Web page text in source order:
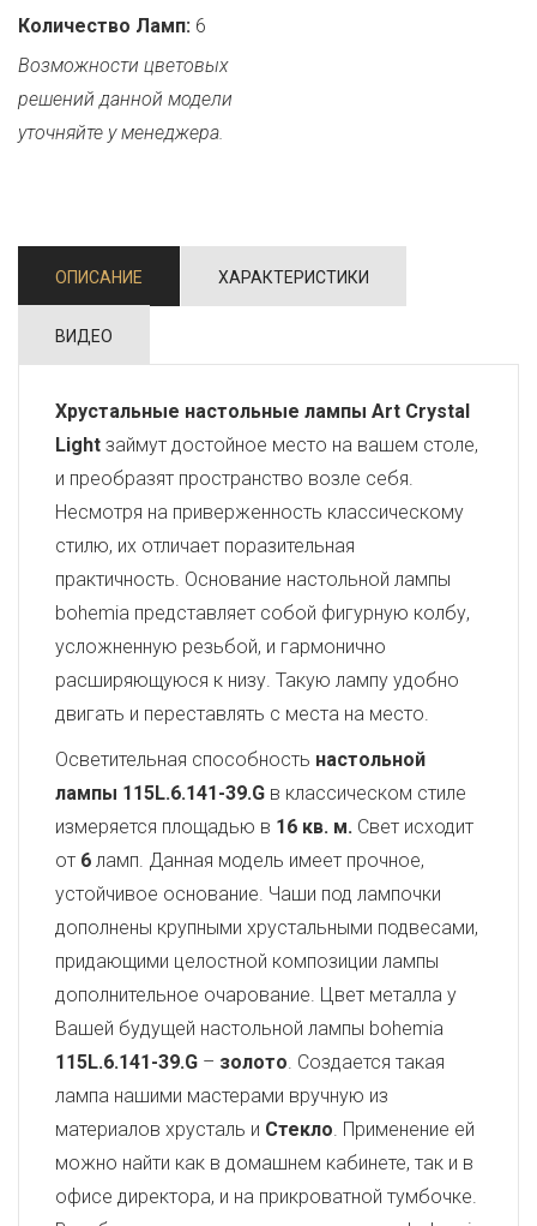
Количество Ламп: 6
Возможности цветовых
решений данной модели
уточняйте у менеджера.
ОПИСАНИЕ ХАРАКТЕРИСТИКИ
ВИДЕО
Хрустальные настольные лампы Art Crystal
Light займут достойное место на вашем столе,
и преобразят пространство возле себя.
Несмотря на приверженность классическому
стилю, их отличает поразительная
практичность. Основание настольной лампы
bohemia представляет собой фигурную колбу,
усложненную резьбой, и гармонично
расширяющуюся к низу. Такую лампу удобно
двигать и переставлять с места на место.
Осветительная способность настольной
лампы 115L.6.141-39.G в классическом стиле
измеряется площадью в 16 кв. м. Свет исходит
от 6 ламп. Данная модель имеет прочное,
устойчивое основание. Чаши под лампочки
дополнены крупными хрустальными подвесами,
придающими целостной композиции лампы
дополнительное очарование. Цвет металла у
Вашей будущей настольной лампы bohemia
115L.6.141-39.G – золото. Создается такая
лампа нашими мастерами вручную из
материалов хрусталь и Стекло. Применение ей
можно найти как в домашнем кабинете, так и в
офисе директора, и на прикроватной тумбочке.